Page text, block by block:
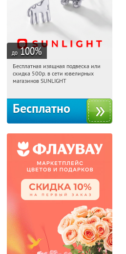
до 100%
09:13:30 Получили:
Россия
Бесплатная изящная подвеска или
скидка 500р. в сети ювелирных
магазинов SUNLIGHT
Бесплатно